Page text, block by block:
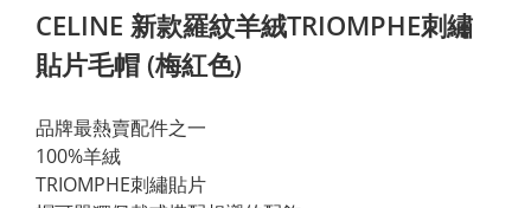
CELINE 新款羅紋羊絨TRIOMPHE刺繡
貼片毛帽 (梅紅色)
品牌最熱賣配件之一
100%羊絨
TRIOMPHE刺繡貼片